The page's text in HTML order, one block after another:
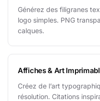
Générez des filigranes
logo simples. PNG
calques.
Affiches & Art
Créez de l’art
résolution. Citations